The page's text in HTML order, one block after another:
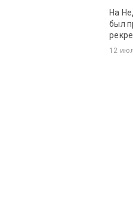
На
был
12